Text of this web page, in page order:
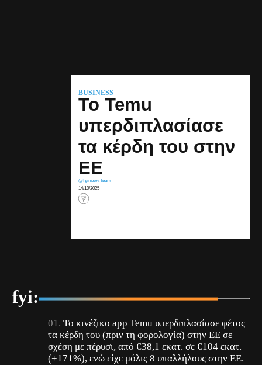
BUSINESS
Το Temu
υπερδιπλασίασε
τα κέρδη του στην
ΕΕ
@fyinews team
14/10/2025
fyi:
Το κινέζικο app Temu υπερδιπλασίασε φέτος
τα κέρδη του (πριν τη φορολογία) στην ΕΕ σε
σχέση με πέρυσι, από €38,1 εκατ. σε €104 εκατ.
(+171%), ενώ είχε μόλις 8 υπαλλήλους στην ΕΕ.